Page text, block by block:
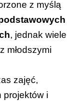
z myślą
, jednak
młodszymi
zajęć,
projektów i